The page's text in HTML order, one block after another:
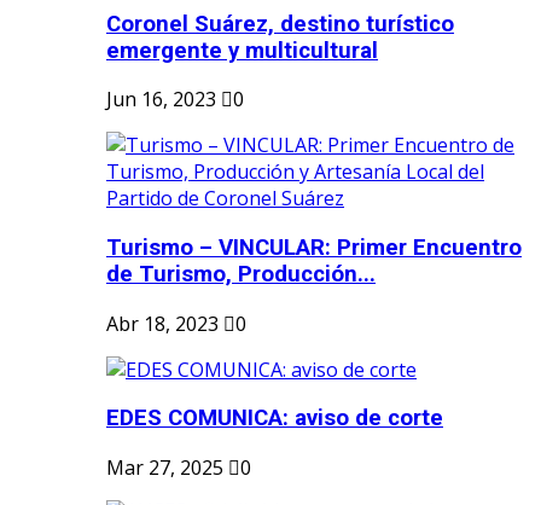
Coronel Suárez, destino turístico
emergente y multicultural
Jun 16, 2023
0
Turismo – VINCULAR: Primer Encuentro
de Turismo, Producción...
Abr 18, 2023
0
EDES COMUNICA: aviso de corte
Mar 27, 2025
0